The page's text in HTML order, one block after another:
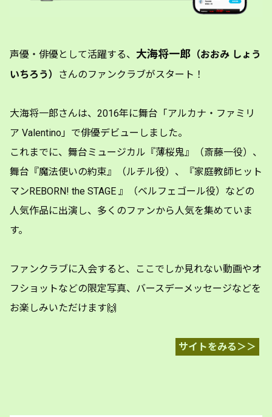
声優・俳優として活躍する、 大海将一郎 （おおみ しょう
いちろう）
さんのファンクラブがスタート！
大海将一郎さんは、2016年に舞台「アルカナ・ファミリ
ア Valentino」で俳優デビューしました。
これまでに、舞台ミュージカル『薄桜鬼』（斎藤一役）、
舞台『魔法使いの約束』（ルチル役）、『家庭教師ヒット
マンREBORN! the STAGE 』（ベルフェゴール役）などの
人気作品に出演し、多くのファンから人気を集めていま
す。
ファンクラブに入会すると、ここでしか見れない動画やオ
フショットなどの限定写真、バースデーメッセージなどを
お楽しみいただけます🙌
サイトをみる＞＞